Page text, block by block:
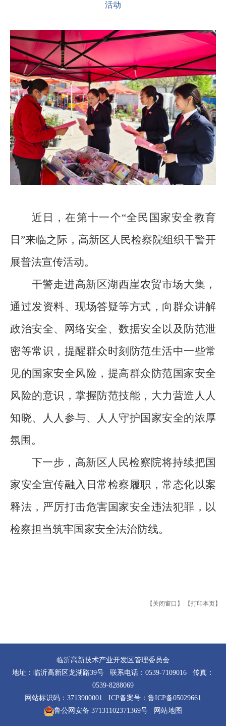
活动
近日，在第十一个“全民国家安全教育
日 ”来临之际，高新区 人民检察院组织干警开
展普法宣传活动。
干警走进高新区湖西崖农贸市场大集 ，
通过发资料、现场答疑等方式，向群众讲解
政治安全、网络安全、 数据安全以及 防范泄
密等常识， 提醒群众时刻防范生活中一些常
见的国家安全风险 ， 提高群众防范国家安全
风险的意识， 掌握防范技能 ， 大力营造人人
知晓、人人参与、人人守护国家安全的浓厚
氛围。
下一步 ，高新区 人民检察院将持续把国
家安全宣传融入日常检察履职，常态化以案
释法，严厉打击危害国家安全违法犯罪，以
检察担当筑牢国家安全法治防线。
【关闭窗口】 【打印本页】
临沂高新技术产业开发区管理委员会
地址：临沂高新区龙湖路39号 联系电话：0539-7109016 传真：
0539-8288069
网站标识码：3713900001 ICP备案号： 鲁ICP备05029661
鲁公网安备 37131102371369号
网站地图